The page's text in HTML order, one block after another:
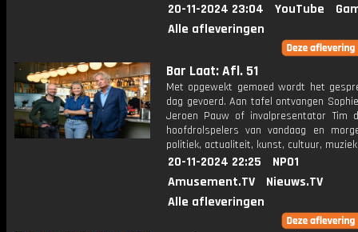
20-11-2024 23:04 YouTube
Alle afleveringen
Bar Laat: Afl. 51
Met opgewekt gemoed wordt het
dag gevoerd. Aan tafel ontvangen
Jeroen Pauw of invalpresentator Tim
hoofdrolspelers van vandaag en
politiek, actualiteit, kunst, cultuur,
20-11-2024 22:25
NPO1
Amusement.TV
Nieuws.TV
Alle afleveringen